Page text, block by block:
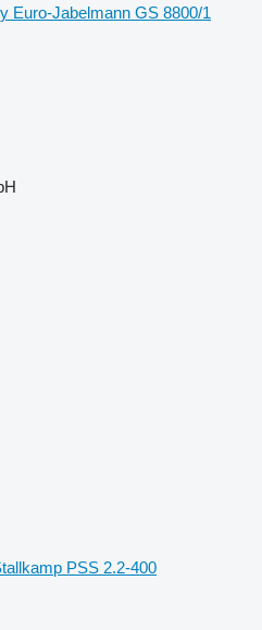
Euro-Jabelmann GS 8800/1
PSS 2.2-400